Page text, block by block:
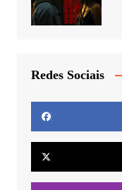
Redes Sociais